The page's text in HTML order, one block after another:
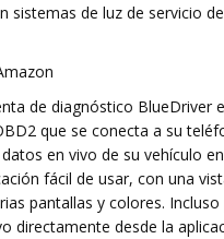
sistemas de luz de servicio
de diagnóstico BlueDriver
que se conecta a su
en vivo de su vehículo
fácil de usar, con una
pantallas y colores.
directamente desde la